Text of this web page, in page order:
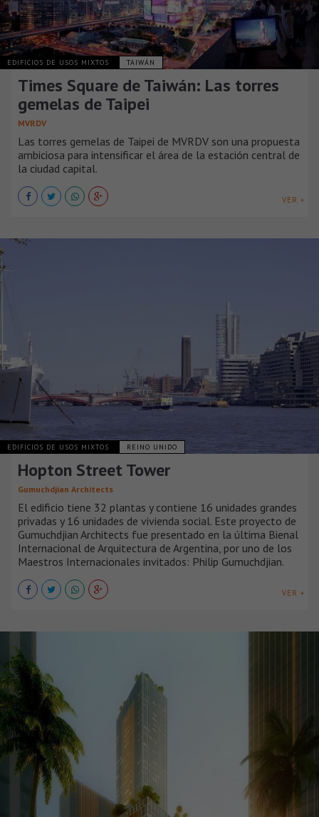
EDIFICIOS DE USOS MIXTOS TAIWÁN
Times Square de Taiwán: Las torres
gemelas de Taipei
MVRDV
Las torres gemelas de Taipei de MVRDV son una propuesta
ambiciosa para intensificar el área de la estación central de
la ciudad capital.
VER +
EDIFICIOS DE USOS MIXTOS REINO UNIDO
Hopton Street Tower
Gumuchdjian Architects
El edificio tiene 32 plantas y contiene 16 unidades grandes
privadas y 16 unidades de vivienda social. Este proyecto de
Gumuchdjian Architects fue presentado en la última Bienal
Internacional de Arquitectura de Argentina, por uno de los
Maestros Internacionales invitados: Philip Gumuchdjian.
VER +